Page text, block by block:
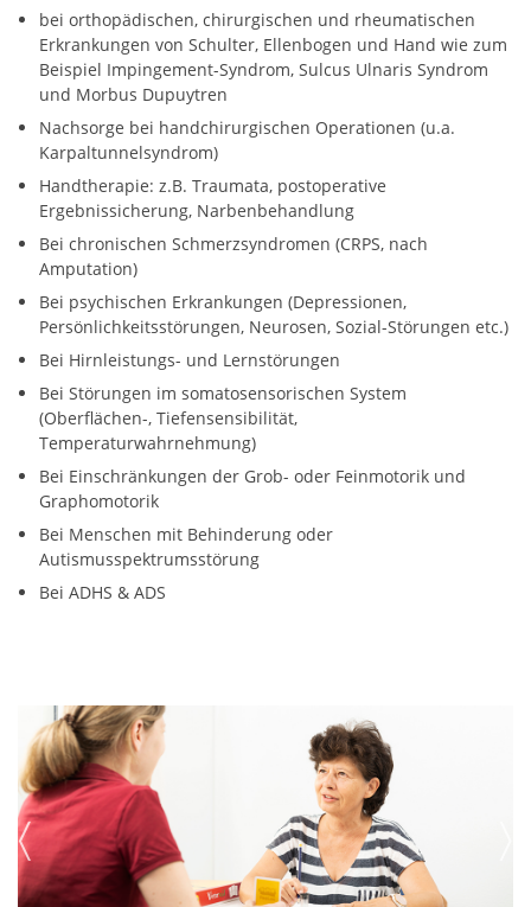
bei orthopädischen, chirurgischen und rheumatischen
Erkrankungen von Schulter, Ellenbogen und Hand wie zum
Beispiel Impingement-Syndrom, Sulcus Ulnaris Syndrom
und Morbus Dupuytren
Nachsorge bei handchirurgischen Operationen (u.a.
Karpaltunnelsyndrom)
Handtherapie: z.B. Traumata, postoperative
Ergebnissicherung, Narbenbehandlung
Bei chronischen Schmerzsyndromen (CRPS, nach
Amputation)
Bei psychischen Erkrankungen (Depressionen,
Persönlichkeitsstörungen, Neurosen, Sozial-Störungen etc.)
Bei Hirnleistungs- und Lernstörungen
Bei Störungen im somatosensorischen System
(Oberflächen-, Tiefensensibilität,
Temperaturwahrnehmung)
Bei Einschränkungen der Grob- oder Feinmotorik und
Graphomotorik
Bei Menschen mit Behinderung oder
Autismusspektrumsstörung
Bei ADHS & ADS